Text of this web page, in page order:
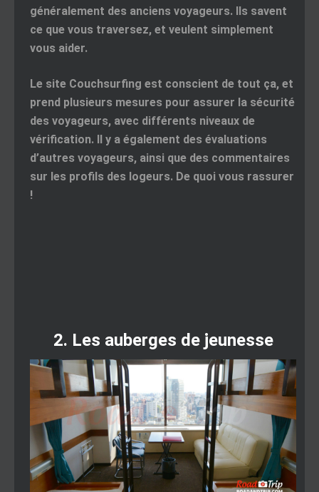
généralement des anciens voyageurs. Ils savent
ce que vous traversez, et veulent simplement
vous aider.
Le site Couchsurfing est conscient de tout ça, et
prend plusieurs mesures pour assurer la sécurité
des voyageurs, avec différents niveaux de
vérification. Il y a également des évaluations
d’autres voyageurs, ainsi que des commentaires
sur les profils des logeurs. De quoi vous rassurer
!
2. Les auberges de jeunesse